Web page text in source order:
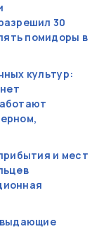
30
помидоры в
культур:
и мест
выдающие